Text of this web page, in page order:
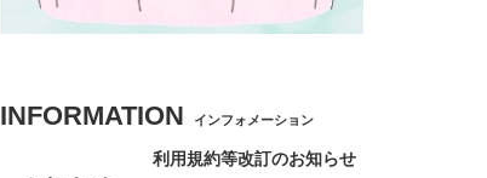
INFORMATION インフォメーション
利用規約等改訂のお知らせ